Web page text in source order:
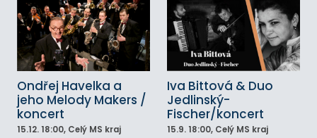
Ondřej Havelka a
jeho Melody Makers /
koncert
15.12. 18:00, Celý MS kraj
Iva Bittová & Duo
Jedlinský-
Fischer/koncert
15.9. 18:00, Celý MS kraj